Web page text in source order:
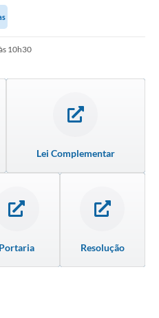
10h30
Lei Complementar
Portaria Resolução